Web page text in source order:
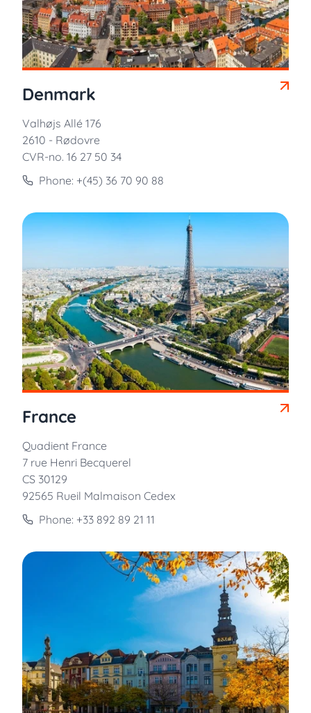
Denmark
Valhøjs Allé 176
2610 - Rødovre
CVR-no. 16 27 50 34
Phone: +(45) 36 70 90 88
France
Quadient France
7 rue Henri Becquerel
CS 30129
92565 Rueil Malmaison Cedex
Phone: +33 892 89 21 11